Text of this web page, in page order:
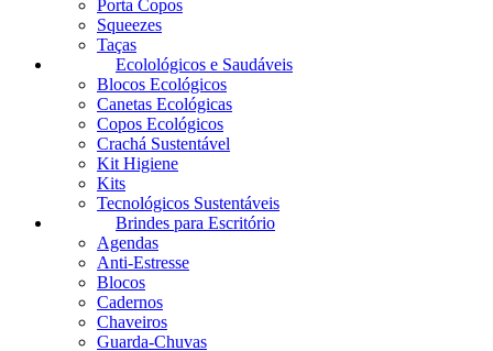
Porta Copos
Squeezes
Taças
Ecolológicos e Saudáveis
Blocos Ecológicos
Canetas Ecológicas
Copos Ecológicos
Crachá Sustentável
Kit Higiene
Kits
Tecnológicos Sustentáveis
Brindes para Escritório
Agendas
Anti-Estresse
Blocos
Cadernos
Chaveiros
Guarda-Chuvas